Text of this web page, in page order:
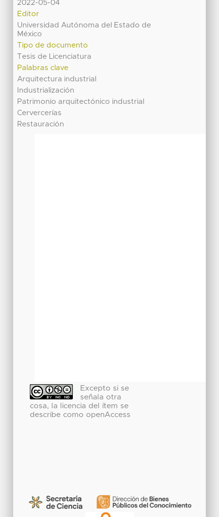
2022-05-04
Editor
Universidad Autónoma del Estado de
México
Tipo de documento
Tesis de Licenciatura
Palabras clave
Arquitectura industrial
Industrialización
Patrimonio arquitectónico industrial
Cervercerías
Restauración
Excepto si se
señala otra
cosa, la licencia del ítem se
describe como openAccess